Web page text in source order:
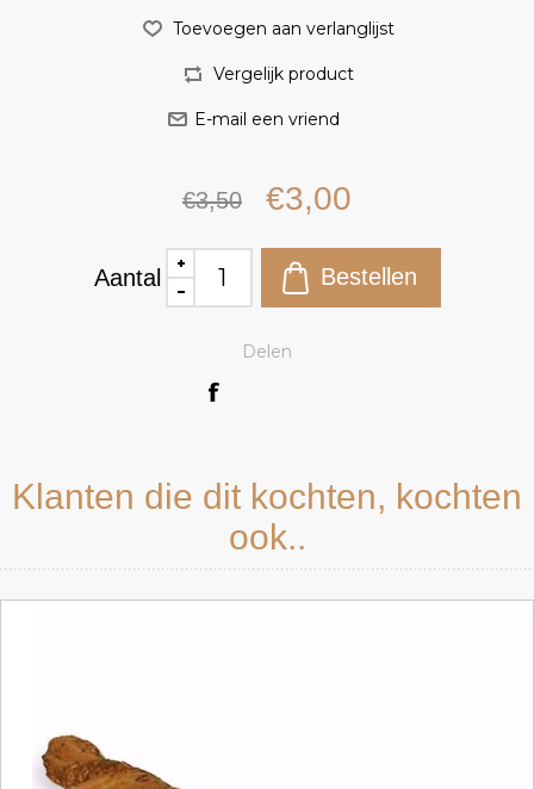
€3,50 €3,00
Aantal
Delen
Klanten die dit kochten, kochten
ook..